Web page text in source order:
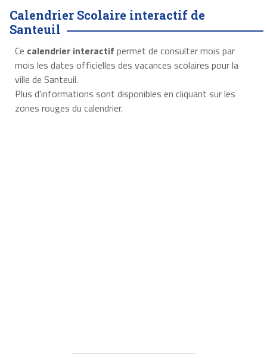
Calendrier Scolaire interactif de
Santeuil
Ce calendrier interactif permet de consulter mois par
mois les dates officielles des vacances scolaires pour la
ville de Santeuil.
Plus d'informations sont disponibles en cliquant sur les
zones rouges du calendrier.